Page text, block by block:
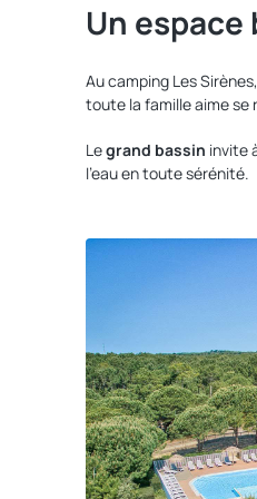
Un
Au camping Les
toute la famille aime se
Legrand bassin invite
l'eau en toute sérénité.